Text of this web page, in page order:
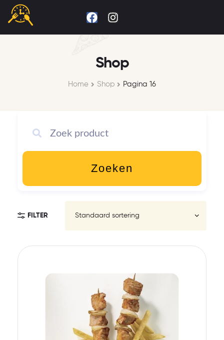
Shop
Home Shop Pagina 16
Zoeken
FILTER